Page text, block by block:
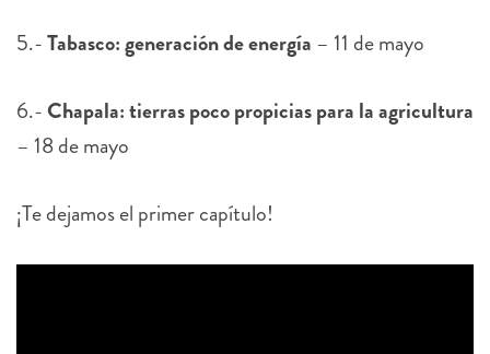
5.-Tabasco: generación de energía – 11 de mayo
6.-Chapala: tierras poco propicias para la agricultura
– 18 de mayo
¡Te dejamos el primer capítulo!